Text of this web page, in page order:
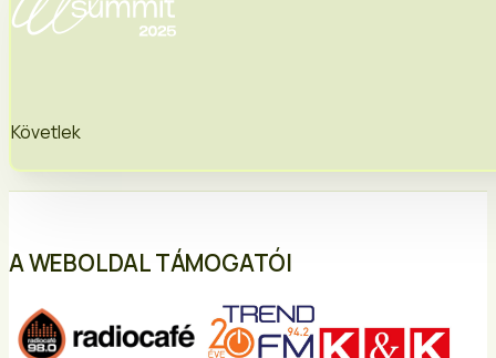
Követlek
A WEBOLDAL TÁMOGATÓI